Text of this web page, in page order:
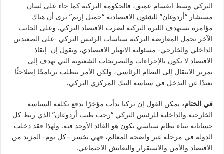
التركي وسط انقسام عميق، فالحكومة التركية كما جاء على لسان
مستشار “أردوغان” للشئون الاقتصادية “جميل إرتم” ترى أن هناك
مؤامرة تستهدف الليرة التركية لضرب الاقتصاد التركي. وعلى الجانب
الآخر تحمل المعارضة التركية سياسات الرئيس التركي -على الصعيدين
الداخلي والخارجي- مسئولية الانهيار الاقتصادي، وتقول إن إنقاذ
الاقتصاد لا يكون بالإجراءات والتصريحات الشعبوية التي تهدف إلى
تمرير الانتقال إلى النظام الرئاسي، ولكن الأمر يتطلب برنامجًا إصلاحيًّا
بعيدًا عن التدخل في سياسة البنك المركزي التركي.
في الختام، يمكن القول إن تركيا بدأت مؤخرًا تدفع تكلفة السياسة
الخارجية والداخلية للرئيس التركي “رجب طيب أردوغان” الذي ربط كل
حساباته ببناء نظام سياسي يكون هو القائد الأوحد فيه. ولهذا فقد دخلت
الدولة في مرحلة غير واضحة المعالم، فهي تخسر –كل يوم- المزيد من
الاقتصاد والأمن والاستقرار والتعايش الاجتماعي.